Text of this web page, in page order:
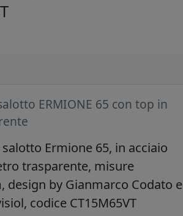
ERMIONE 65 con top in
Ermione 65, in acciaio
trasparente, misure
design by Gianmarco Codato e
codice CT15M65VT